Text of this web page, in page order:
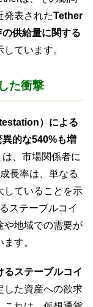
発表されたTether
供給量に関する
ています。
た衝撃
）による
的な540%も増
は、市場関係者に
長率は、単なる
していることを示
ステーブルコイ
や地域での需要が
す。
るステーブルコイ
した資産への欲求